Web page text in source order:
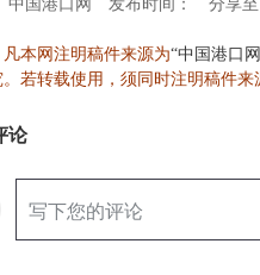
中国港口网 发布时间： 分享至
本网注明稿件来源为“中国港口
若转载使用，须同时注明稿件来
论